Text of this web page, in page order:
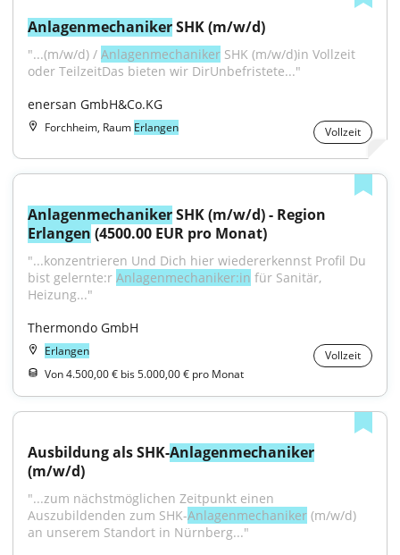
Anlagenmechaniker SHK (m/w/d)
"...(m/w/d) / Anlagenmechaniker SHK (m/w/d)in Vollzeit
oder TeilzeitDas bieten wir DirUnbefristete..."
enersan GmbH&Co.KG
Forchheim, Raum Erlangen Vollzeit
Anlagenmechaniker
Erlangen (4500.00 EUR pro Monat)
"...konzentrieren Und Dich hier wiedererkennst Profil Du
bist gelernte:r Anlagenmechaniker:in für Sanitär,
Heizung..."
Thermondo GmbH
Erlangen
Vollzeit
Von 4.500,00 € bis 5.000,00 € pro Monat
Ausbildung als SHK-Anlagenmechaniker
(m/w/d)
"...zum nächstmöglichen Zeitpunkt einen
Auszubildenden zum SHK-Anlagenmechaniker (m/w/d)
an unserem Standort in Nürnberg..."